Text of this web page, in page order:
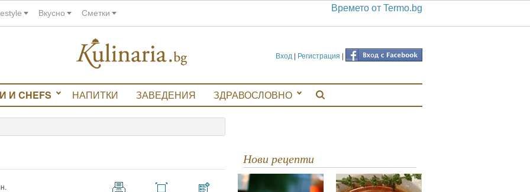
Вкусно Сметки Времето от Termo.bg
Вход | Регистрация |
И CHEFS НАПИТКИ ЗАВЕДЕНИЯ ЗДРАВОСЛОВНО
Нови рецепти